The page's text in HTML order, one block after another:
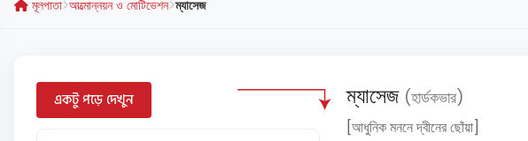
মূলপাতা আত্মোন্নয়ন ও মোটিভেশন ম্যাসেজ
একটু পড়ে দেখুন ম্যাসেজ (হার্ডকভার)
[আধুনিক মননে দ্বীনের ছোঁয়া]